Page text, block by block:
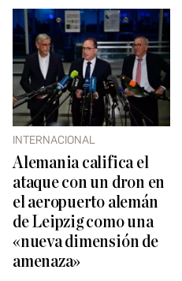
INTERNACIONAL
Alemania califica el
ataque con un dron en
el aeropuerto alemán
de Leipzig como una
«nueva dimensión de
amenaza»